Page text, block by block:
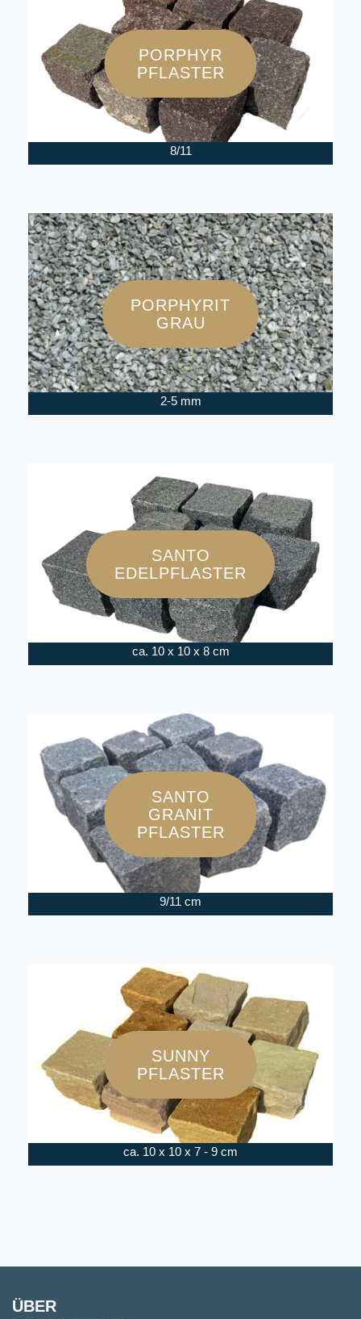
PORPHYR
PFLASTER
8/11
PORPHYRIT
GRAU
2-5 mm
SANTO
EDELPFLASTER
ca. 10 x 10 x 8 cm
SANTO
GRANIT
PFLASTER
9/11 cm
SUNNY
PFLASTER
ca. 10 x 10 x 7 - 9 cm
ÜBER